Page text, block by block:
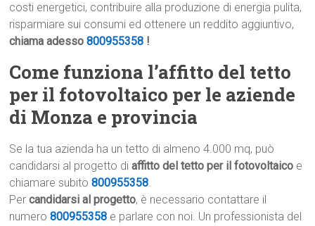
costi energetici, contribuire alla produzione di energia pulita,
risparmiare sui consumi ed ottenere un reddito aggiuntivo,
chiama adesso800955358 !
Come funziona l’affitto del tetto
per il fotovoltaico per le aziende
di Monza e provincia
Se la tua azienda ha un tetto di almeno 4.000 mq, può
candidarsi al progetto diaffitto del tetto per il fotovoltaico e
chiamare subito800955358.
Percandidarsi al progetto, è necessario contattare il
numero800955358 e parlare con noi. Un professionista del